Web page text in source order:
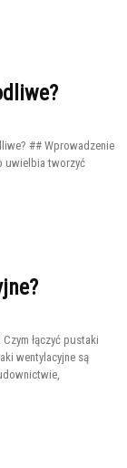
## Wprowadzenie
uwielbia tworzyć
łączyć pustaki
wentylacyjne są